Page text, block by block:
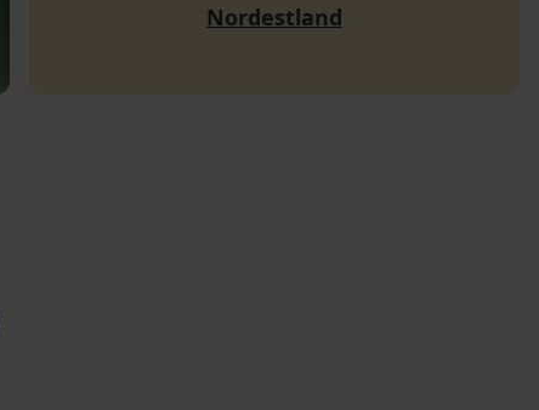
Nordestland